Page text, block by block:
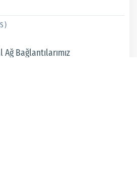
)
Ağ Bağlantılarımız